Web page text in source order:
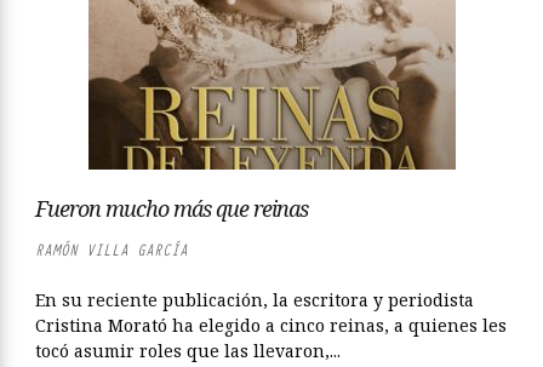
Fueron mucho más que reinas
RAMÓN VILLA GARCÍA
En su reciente publicación, la escritora y periodista
Cristina Morató ha elegido a cinco reinas, a quienes les
tocó asumir roles que las llevaron,...